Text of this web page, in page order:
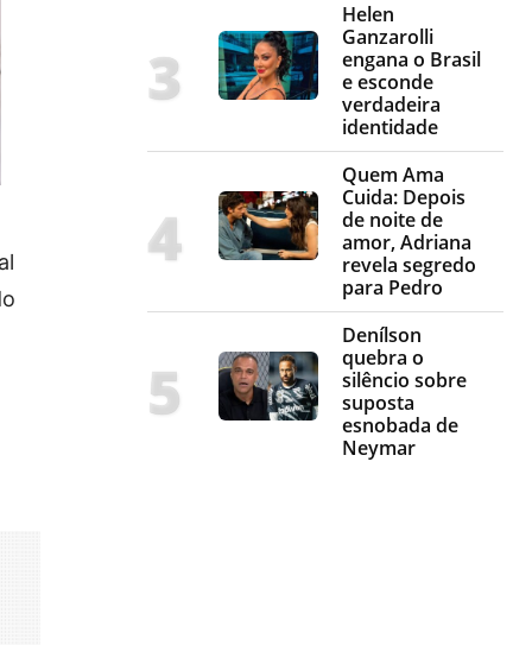
Helen
Ganzarolli
engana o Brasil
e esconde
verdadeira
identidade
Quem Ama
Cuida: Depois
de noite de
amor, Adriana
revela segredo
para Pedro
Denílson
quebra o
silêncio sobre
suposta
esnobada de
Neymar